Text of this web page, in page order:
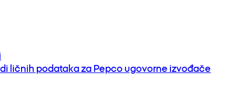
ličnih podataka za Pepco ugovorne izvođače